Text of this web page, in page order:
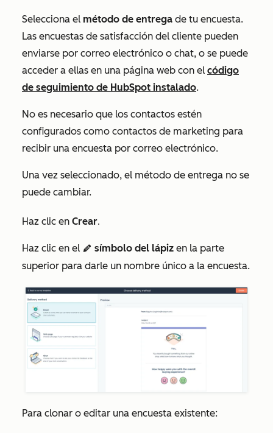
Selecciona el método de entrega de tu encuesta.
Las encuestas de satisfacción del cliente pueden
enviarse por correo electrónico o chat, o se puede
acceder a ellas en una página web con el código
de seguimiento de HubSpot instalado.
No es necesario que los contactos estén
configurados como contactos de marketing para
recibir una encuesta por correo electrónico.
Una vez seleccionado, el método de entrega no se
puede cambiar.
Haz clic en Crear.
Haz clic en el edit símbolo del lápiz en la parte
superior para darle un nombre único a la encuesta.
Para clonar o editar una encuesta existente: